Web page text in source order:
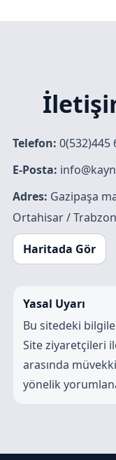
Telefon: 0(532)445
E-Posta:
Adres: Gazipaşa
Ortahisar / Trabzon
Haritada Gör
Yasal Uyarı
Bu sitedeki
Site ziyaretçileri
arasında
yönelik